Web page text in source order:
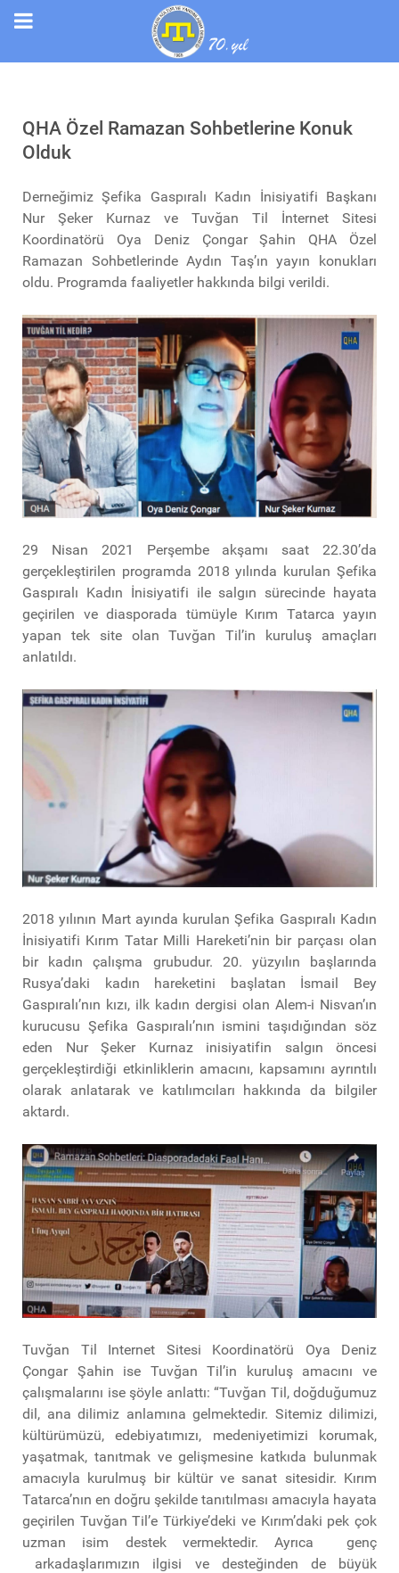
QHA Özel Ramazan Sohbetlerine Konuk
Olduk
Derneğimiz Şefika Gaspıralı Kadın İnisiyatifi Başkanı
Nur Şeker Kurnaz ve Tuvğan Til İnternet Sitesi
Koordinatörü Oya Deniz Çongar Şahin QHA Özel
Ramazan Sohbetlerinde Aydın Taş’ın yayın konukları
oldu. Programda faaliyetler hakkında bilgi verildi.
29 Nisan 2021 Perşembe akşamı saat 22.30’da
gerçekleştirilen programda 2018 yılında kurulan Şefika
Gaspıralı Kadın İnisiyatifi ile salgın sürecinde hayata
geçirilen ve diasporada tümüyle Kırım Tatarca yayın
yapan tek site olan Tuvğan Til’in kuruluş amaçları
anlatıldı.
2018 yılının Mart ayında kurulan Şefika Gaspıralı Kadın
İnisiyatifi Kırım Tatar Milli Hareketi’nin bir parçası olan
bir kadın çalışma grubudur. 20. yüzyılın başlarında
Rusya’daki kadın hareketini başlatan İsmail Bey
Gaspıralı’nın kızı, ilk kadın dergisi olan Alem-i Nisvan’ın
kurucusu Şefika Gaspıralı’nın ismini taşıdığından söz
eden Nur Şeker Kurnaz inisiyatifin salgın öncesi
gerçekleştirdiği etkinliklerin amacını, kapsamını ayrıntılı
olarak anlatarak ve katılımcıları hakkında da bilgiler
aktardı.
Tuvğan Til Internet Sitesi Koordinatörü Oya Deniz
Çongar Şahin ise Tuvğan Til’in kuruluş amacını ve
çalışmalarını ise şöyle anlattı: “Tuvğan Til, doğduğumuz
dil, ana dilimiz anlamına gelmektedir. Sitemiz dilimizi,
kültürümüzü, edebiyatımızı, medeniyetimizi korumak,
yaşatmak, tanıtmak ve gelişmesine katkıda bulunmak
amacıyla kurulmuş bir kültür ve sanat sitesidir. Kırım
Tatarca’nın en doğru şekilde tanıtılması amacıyla hayata
geçirilen Tuvğan Til’e Türkiye’deki ve Kırım’daki pek çok
uzman isim destek vermektedir. Ayrıca genç
arkadaşlarımızın ilgisi ve desteğinden de büyük